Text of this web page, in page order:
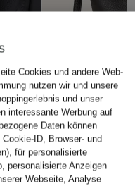
Cookies und andere Web-
nutzen wir und unsere
und unser
interessante Werbung auf
Daten können
ID, Browser- und
für personalisierte
personalisierte Anzeigen
Webseite, Analyse